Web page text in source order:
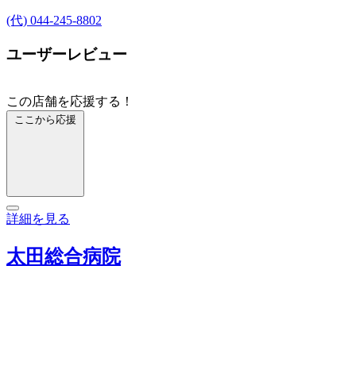
(代) 044-245-8802
ユーザーレビュー
この店舗を応援する！
ここから応援
詳細を見る
太田総合病院